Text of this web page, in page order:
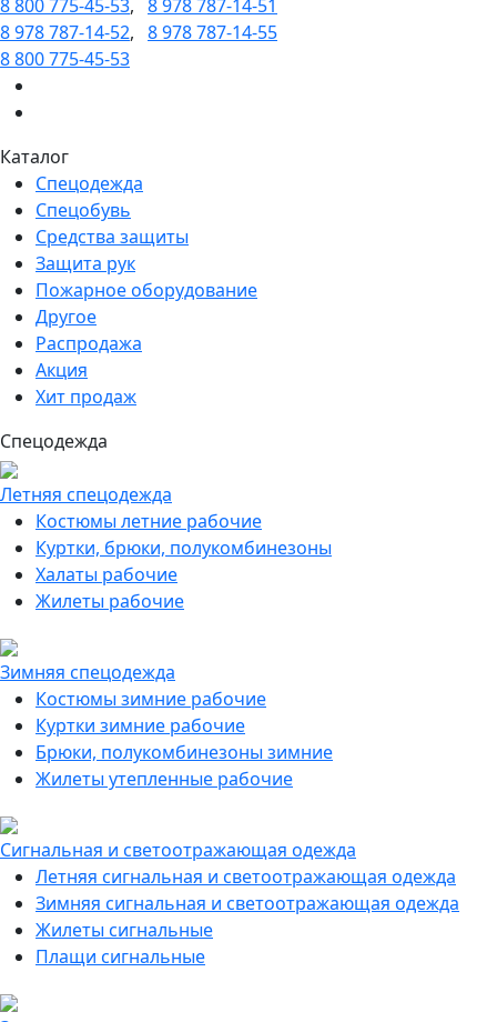
8 800 775-45-53, 8 978 787-14-51
8 978 787-14-52, 8 978 787-14-55
8 800 775-45-53
Каталог
Спецодежда
Спецобувь
Средства защиты
Защита рук
Пожарное оборудование
Другое
Распродажа
Акция
Хит продаж
Спецодежда
Летняя спецодежда
Костюмы летние рабочие
Куртки, брюки, полукомбинезоны
Халаты рабочие
Жилеты рабочие
Зимняя спецодежда
Костюмы зимние рабочие
Куртки зимние рабочие
Брюки, полукомбинезоны зимние
Жилеты утепленные рабочие
Сигнальная и светоотражающая одежда
Летняя сигнальная и светоотражающая одежда
Зимняя сигнальная и светоотражающая одежда
Жилеты сигнальные
Плащи сигнальные